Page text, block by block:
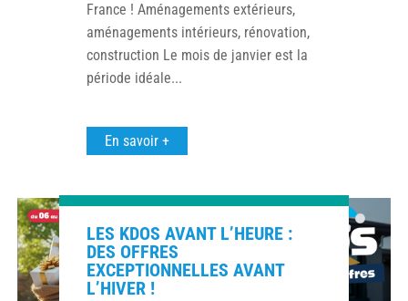
France ! Aménagements extérieurs,
aménagements intérieurs, rénovation,
construction Le mois de janvier est la
période idéale...
En savoir +
LES KDOS AVANT L’HEURE :
DES OFFRES
EXCEPTIONNELLES AVANT
L’HIVER !